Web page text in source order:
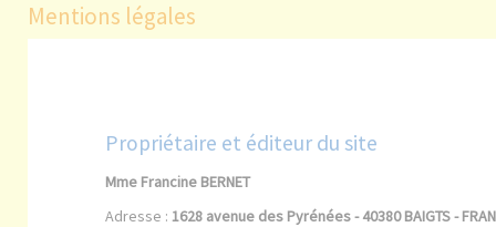
Mentions légales
Propriétaire et éditeur du site
Mme Francine BERNET
Adresse : 1628 avenue des Pyrénées - 40380 BAIGTS -